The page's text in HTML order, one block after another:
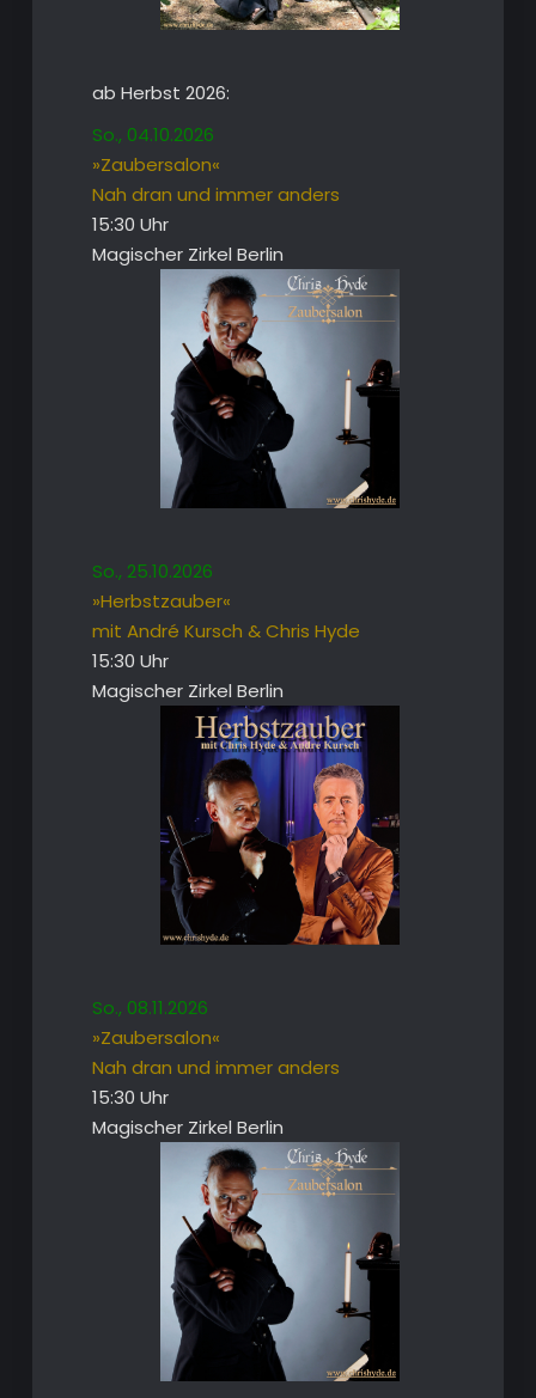
ab Herbst 2026:
So., 04.10.2026
»Zaubersalon«
Nah dran und immer anders
15:30 Uhr
Magischer Zirkel Berlin
So., 25.10.2026
»Herbstzauber«
mit André Kursch & Chris Hyde
15:30 Uhr
Magischer Zirkel Berlin
So., 08.11.2026
»Zaubersalon«
Nah dran und immer anders
15:30 Uhr
Magischer Zirkel Berlin